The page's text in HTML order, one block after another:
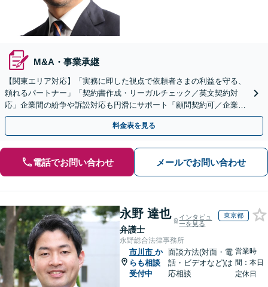
M&A・事業承継
【関東エリア対応】「実務に即した視点で依頼者さまの利益を守る、
頼れるパートナー」「契約書作成・リーガルチェック／英文契約対
応」企業間の紛争や訴訟対応も円滑にサポート「顧問契約可／企業規
模や業種に応じて柔軟にカスタマイズ」【休日・夜間相談可】
料金表を見る
電話でお問い合わせ メールでお問い合わせ
永野 達也
弁護士
インタビュ
ーを見る
東京都
永野総合法律事務所
市川市 か
らも相談
受付中
面談方法(対面・電
話・ビデオなど)は
応相談
営業時
間：本日
定休日